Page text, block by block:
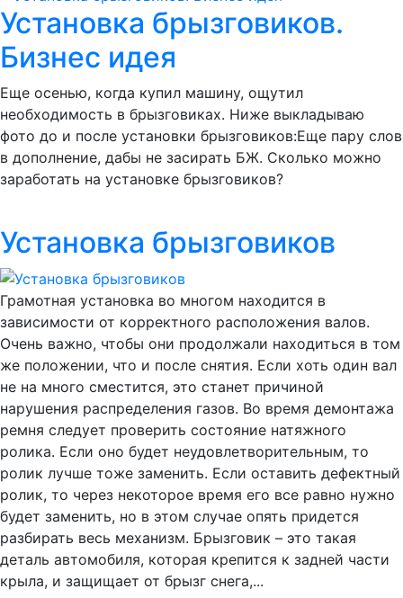
Установка брызговиков.
Бизнес идея
Еще осенью, когда купил машину, ощутил
необходимость в брызговиках. Ниже выкладываю
фото до и после установки брызговиков:Еще пару слов
в дополнение, дабы не засирать БЖ. Сколько можно
заработать на установке брызговиков?
Установка брызговиков
Грамотная установка во многом находится в
зависимости от корректного расположения валов.
Очень важно, чтобы они продолжали находиться в том
же положении, что и после снятия. Если хоть один вал
не на много сместится, это станет причиной
нарушения распределения газов. Во время демонтажа
ремня следует проверить состояние натяжного
ролика. Если оно будет неудовлетворительным, то
ролик лучше тоже заменить. Если оставить дефектный
ролик, то через некоторое время его все равно нужно
будет заменить, но в этом случае опять придется
разбирать весь механизм. Брызговик – это такая
деталь автомобиля, которая крепится к задней части
крыла, и защищает от брызг снега,...